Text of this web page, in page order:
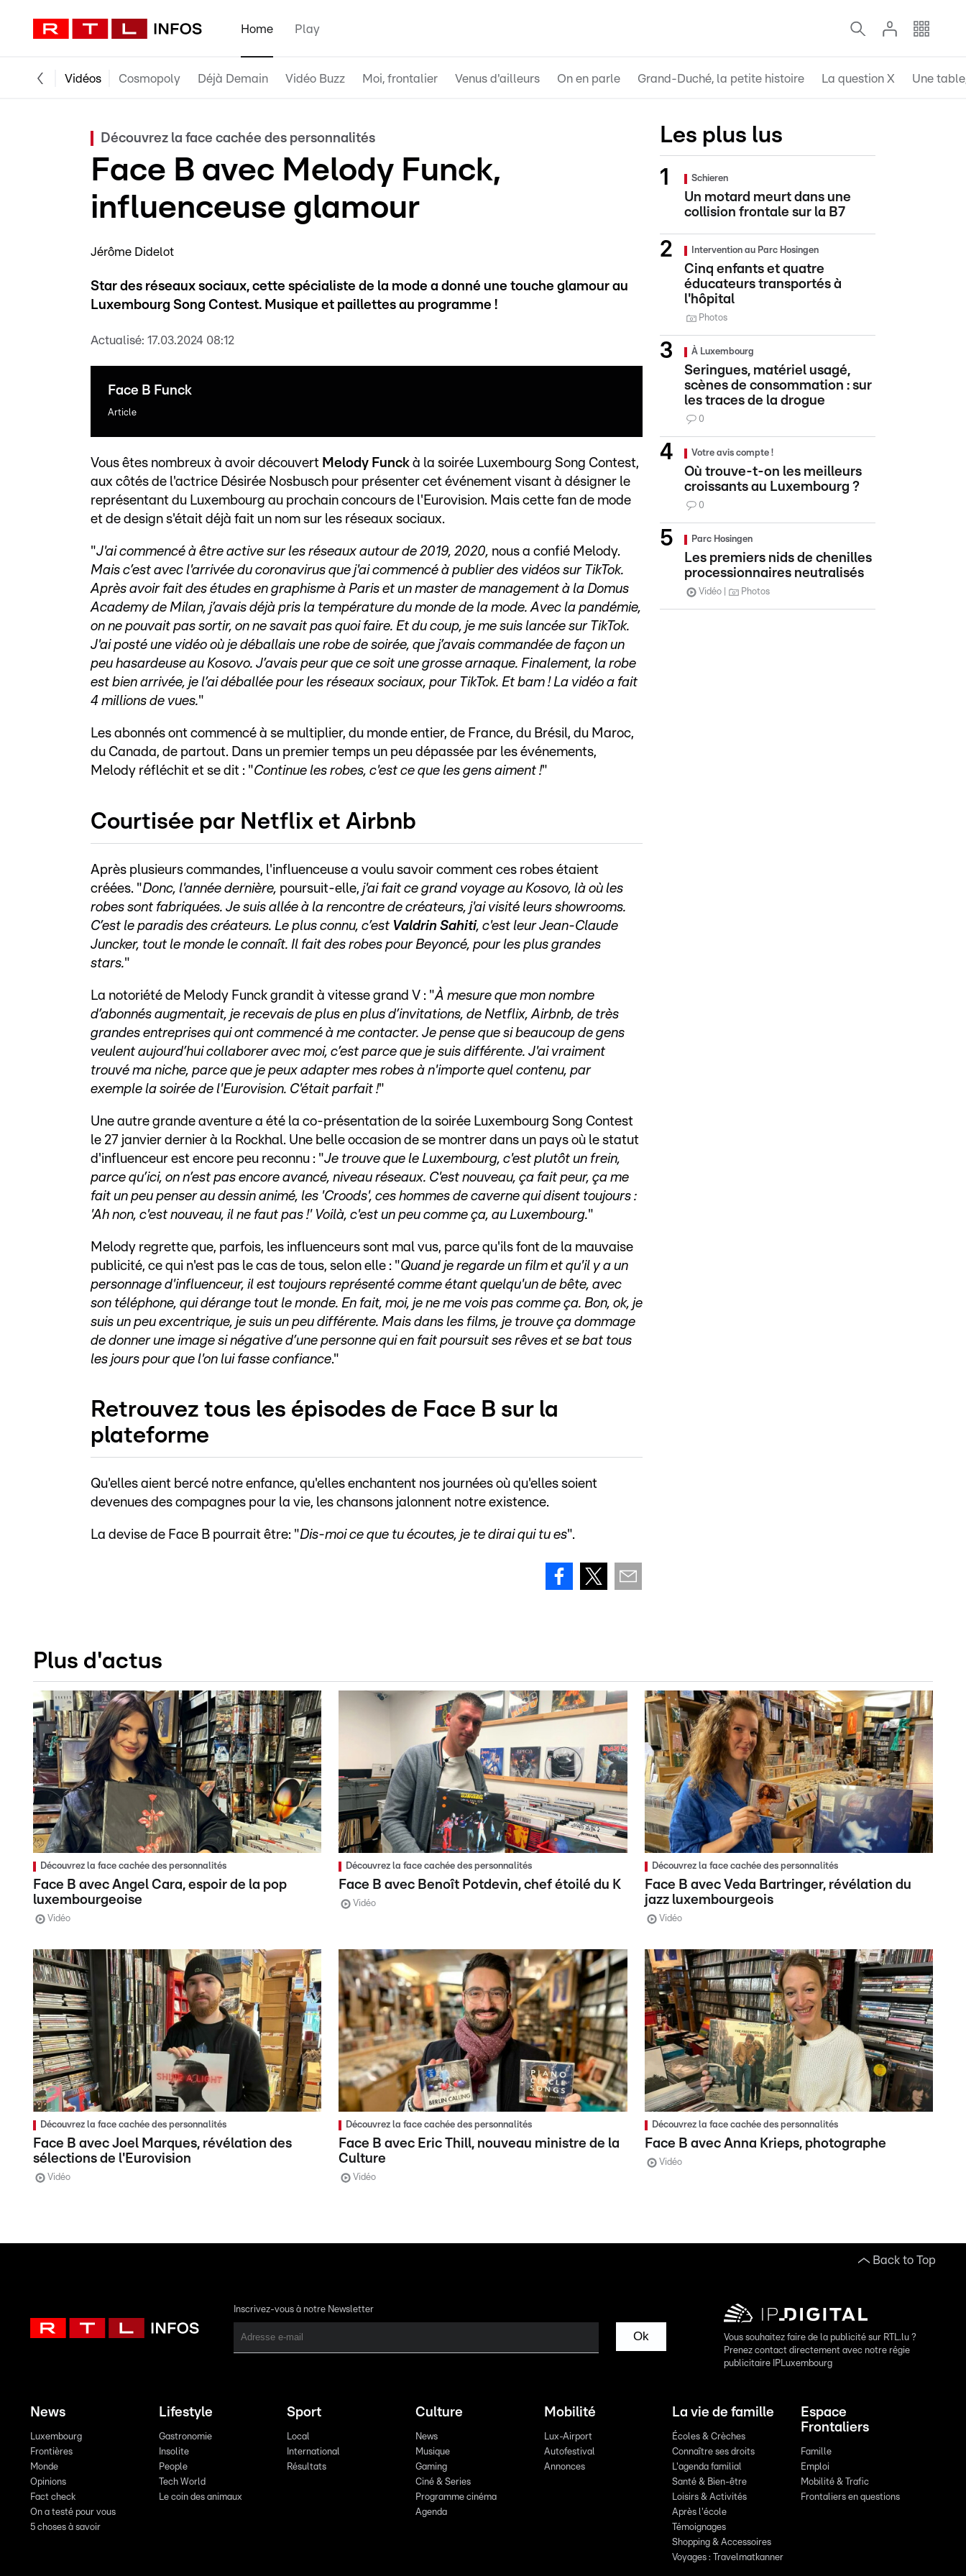
Home Play
Vidéos Cosmopoly Déjà Demain Vidéo Buzz Moi, frontalier Venus d'ailleurs On en parle Grand-Duché, la petite histoire La question X Une
Découvrez la face cachée des personnalités
Face B avec Melody Funck,
influenceuse glamour
Jérôme Didelot
Star des réseaux sociaux, cette spécialiste de la mode a donné une touche glamour au
Luxembourg Song Contest. Musique et paillettes au programme !
Actualisé: 17.03.2024 08:12
Face B Funck
Article
Vous êtes nombreux à avoir découvert Melody Funck à la soirée Luxembourg Song Contest,
aux côtés de l'actrice Désirée Nosbusch pour présenter cet événement visant à désigner le
représentant du Luxembourg au prochain concours de l'Eurovision. Mais cette fan de mode
et de design s'était déjà fait un nom sur les réseaux sociaux.
"J'ai commencé à être active sur les réseaux autour de 2019, 2020, nous a confié Melody.
Mais c’est avec l'arrivée du coronavirus que j'ai commencé à publier des vidéos sur TikTok.
Après avoir fait des études en graphisme à Paris et un master de management à la Domus
Academy de Milan, j’avais déjà pris la température du monde de la mode. Avec la pandémie,
on ne pouvait pas sortir, on ne savait pas quoi faire. Et du coup, je me suis lancée sur TikTok.
J'ai posté une vidéo où je déballais une robe de soirée, que j’avais commandée de façon un
peu hasardeuse au Kosovo. J’avais peur que ce soit une grosse arnaque. Finalement, la robe
est bien arrivée, je l’ai déballée pour les réseaux sociaux, pour TikTok. Et bam ! La vidéo a fait
4 millions de vues."
Les abonnés ont commencé à se multiplier, du monde entier, de France, du Brésil, du Maroc,
du Canada, de partout. Dans un premier temps un peu dépassée par les événements,
Melody réfléchit et se dit : "Continue les robes, c'est ce que les gens aiment !"
Courtisée par Netflix et Airbnb
Après plusieurs commandes, l'influenceuse a voulu savoir comment ces robes étaient
créées. "Donc, l'année dernière, poursuit-elle, j'ai fait ce grand voyage au Kosovo, là où les
robes sont fabriquées. Je suis allée à la rencontre de créateurs, j'ai visité leurs showrooms.
C’est le paradis des créateurs. Le plus connu, c’est Valdrin Sahiti, c'est leur Jean-Claude
Juncker, tout le monde le connaît. Il fait des robes pour Beyoncé, pour les plus grandes
stars."
La notoriété de Melody Funck grandit à vitesse grand V : "À mesure que mon nombre
d’abonnés augmentait, je recevais de plus en plus d’invitations, de Netflix, Airbnb, de très
grandes entreprises qui ont commencé à me contacter. Je pense que si beaucoup de gens
veulent aujourd’hui collaborer avec moi, c’est parce que je suis différente. J'ai vraiment
trouvé ma niche, parce que je peux adapter mes robes à n'importe quel contenu, par
exemple la soirée de l'Eurovision. C'était parfait !"
Une autre grande aventure a été la co-présentation de la soirée Luxembourg Song Contest
le 27 janvier dernier à la Rockhal. Une belle occasion de se montrer dans un pays où le statut
d'influenceur est encore peu reconnu : "Je trouve que le Luxembourg, c'est plutôt un frein,
parce qu’ici, on n’est pas encore avancé, niveau réseaux. C'est nouveau, ça fait peur, ça me
fait un peu penser au dessin animé, les 'Croods', ces hommes de caverne qui disent toujours :
'Ah non, c'est nouveau, il ne faut pas !' Voilà, c'est un peu comme ça, au Luxembourg."
Melody regrette que, parfois, les influenceurs sont mal vus, parce qu'ils font de la mauvaise
publicité, ce qui n'est pas le cas de tous, selon elle : "Quand je regarde un film et qu'il y a un
personnage d'influenceur, il est toujours représenté comme étant quelqu'un de bête, avec
son téléphone, qui dérange tout le monde. En fait, moi, je ne me vois pas comme ça. Bon, ok, je
suis un peu excentrique, je suis un peu différente. Mais dans les films, je trouve ça dommage
de donner une image si négative d’une personne qui en fait poursuit ses rêves et se bat tous
les jours pour que l'on lui fasse confiance."
Retrouvez tous les épisodes de Face B sur la
plateforme
Qu'elles aient bercé notre enfance, qu'elles enchantent nos journées où qu'elles soient
devenues des compagnes pour la vie, les chansons jalonnent notre existence.
La devise de Face B pourrait être: "Dis-moi ce que tu écoutes, je te dirai qui tu es".
Les plus lus
Schieren
Un motard meurt dans une
collision frontale sur la B7
Intervention au Parc Hosingen
Cinq enfants et quatre
éducateurs transportés à
l'hôpital
Photos
À Luxembourg
Seringues, matériel usagé,
scènes de consommation : sur
les traces de la drogue
0
Votre avis compte !
Où trouve-t-on les meilleurs
croissants au Luxembourg ?
0
Parc Hosingen
Les premiers nids de chenilles
processionnaires neutralisés
Vidéo Photos
Plus d'actus
Découvrez la face cachée des personnalités
Face B avec Angel Cara, espoir de la pop
luxembourgeoise
Vidéo
Découvrez la face cachée des personnalités
Face B avec Benoît Potdevin, chef étoilé du K
Vidéo
Découvrez la face cachée des personnalités
Face B avec Veda Bartringer, révélation du
jazz luxembourgeois
Vidéo
Découvrez la face cachée des personnalités
Face B avec Joel Marques, révélation des
sélections de l'Eurovision
Vidéo
Découvrez la face cachée des personnalités
Face B avec Eric Thill, nouveau ministre de la
Culture
Vidéo
Découvrez la face cachée des personnalités
Face B avec Anna Krieps, photographe
Vidéo
Back to Top
Inscrivez-vous à notre Newsletter
Ok
Vous souhaitez faire de la publicité sur RTL.lu ?
Prenez contact directement avec notre régie
publicitaire IPLuxembourg
News
Luxembourg
Frontières
Monde
Opinions
Fact check
On a testé pour vous
5 choses à savoir
Lifestyle
Gastronomie
Insolite
People
Tech World
Le coin des animaux
Sport
Local
International
Résultats
Culture
News
Musique
Gaming
Ciné & Series
Programme cinéma
Agenda
Mobilité
Lux-Airport
Autofestival
Annonces
La vie de famille
Écoles & Crèches
Connaître ses droits
L'agenda familial
Santé & Bien-être
Loisirs & Activités
Après l'école
Témoignages
Shopping & Accessoires
Voyages : Travelmatkanner
Espace
Frontaliers
Famille
Emploi
Mobilité & Trafic
Frontaliers en questions